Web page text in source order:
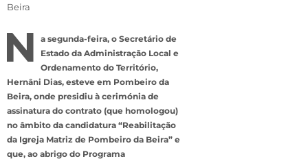
Beira
N
a segunda-feira, o Secretário de
Estado da Administração Local e
Ordenamento do Território,
Hernâni Dias, esteve em Pombeiro da
Beira, onde presidiu à cerimónia de
assinatura do contrato (que homologou)
no âmbito da candidatura “Reabilitação
da Igreja Matriz de Pombeiro da Beira” e
que, ao abrigo do Programa